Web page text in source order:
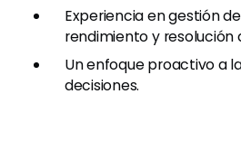
Experiencia en gestión
rendimiento y resolución
Un enfoque proactivo a
decisiones.